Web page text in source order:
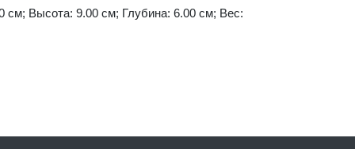
см; Высота: 9.00 см; Глубина: 6.00 см; Вес: